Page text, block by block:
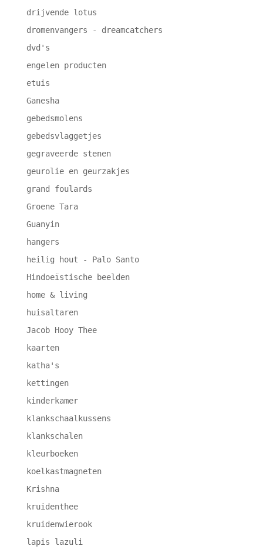
drijvende lotus
dromenvangers - dreamcatchers
dvd's
engelen producten
etuis
Ganesha
gebedsmolens
gebedsvlaggetjes
gegraveerde stenen
geurolie en geurzakjes
grand foulards
Groene Tara
Guanyin
hangers
heilig hout - Palo Santo
Hindoeïstische beelden
home & living
huisaltaren
Jacob Hooy Thee
kaarten
katha's
kettingen
kinderkamer
klankschaalkussens
klankschalen
kleurboeken
koelkastmagneten
Krishna
kruidenthee
kruidenwierook
lapis lazuli